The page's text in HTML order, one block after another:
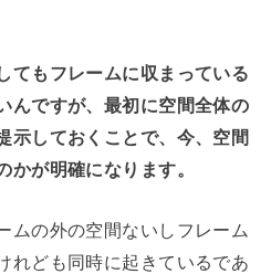
てもフレームに収まっている
んですが、最初に空間全体の
示しておくことで、今、空間
かが明確になります。
ムの外の空間ないしフレーム
れども同時に起きているであ